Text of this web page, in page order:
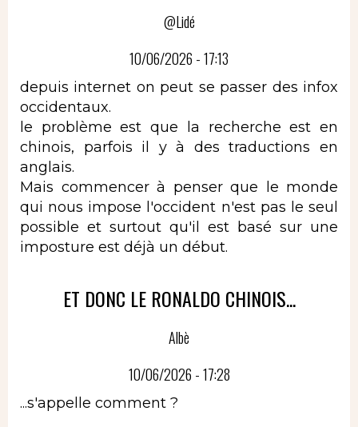
@Lidé
10/06/2026 - 17:13
depuis internet on peut se passer des infox
occidentaux.
le problème est que la recherche est en
chinois, parfois il y à des traductions en
anglais.
Mais commencer à penser que le monde
qui nous impose l'occident n'est pas le seul
possible et surtout qu'il est basé sur une
imposture est déjà un début.
ET DONC LE RONALDO CHINOIS...
Albè
10/06/2026 - 17:28
...s'appelle comment ?